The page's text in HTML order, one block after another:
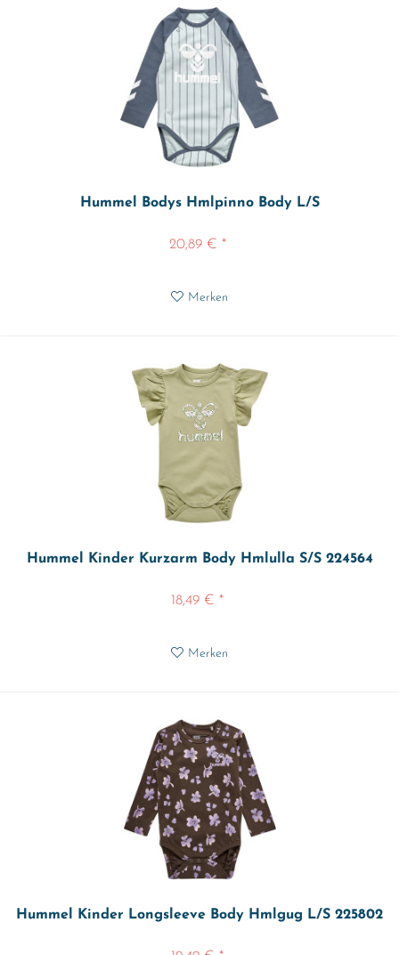
Hummel Bodys Hmlpinno Body L/S
20,89 € *
Merken
Hummel Kinder Kurzarm Body Hmlulla S/S 224564
18,49 € *
Merken
Hummel Kinder Longsleeve Body Hmlgug L/S 225802